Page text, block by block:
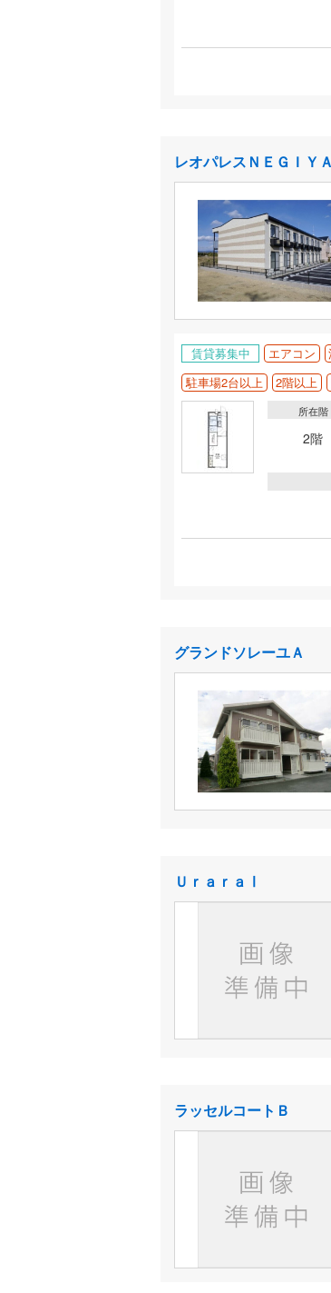
レオパレスＮＥＧＩＹＡ
賃貸募集中 エアコン
駐車場2台以上
2階以上
所在階
2階
グランドソレーユＡ
ＵｒａｒａⅠ
ラッセルコートＢ